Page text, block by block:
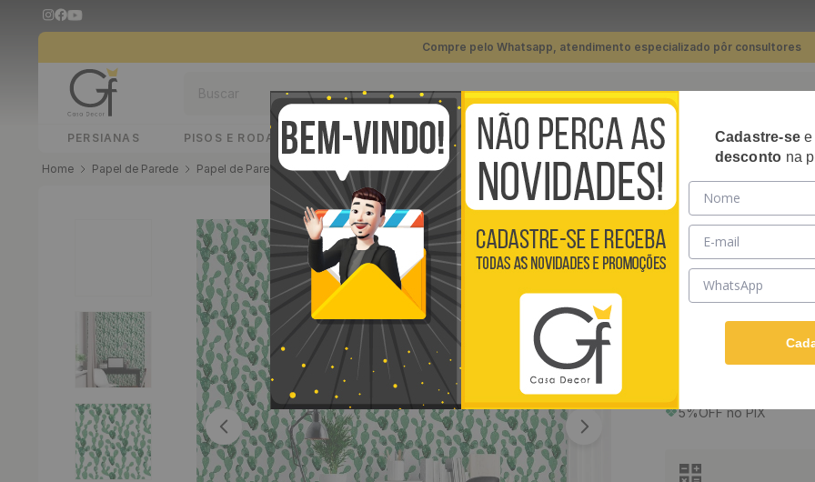
Compre pelo Whatsapp, atendimento especializado pôr consultores
PERSIANAS PISOS E RODAPÉS PAINÉIS RIPADOS PLACAS 3D PAPÉIS DE PAREDE
Papel de Parede Papel de Parede Adesivo Papel de Parede Adesivo Floral Cactos Verdes - Medidas: 48 x 300 cm
PAPEL DE
MEDIDAS: 48 X
Papel de Parede
Papel AutoColante e
Ver descrição completa
5%OFF no PIX
Cadastre-see
desconto na
TERMOS MAIS BUSCADOS
1º piso
2º banheiro
3º
quarto
5º
º
papel parede
9º piso vinílico
10º piso vinílico click